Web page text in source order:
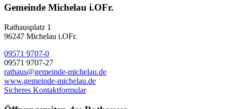
Gemeinde Michelau i.OFr.
Rathausplatz 1
96247 Michelau i.OFr.
09571 9707-0
09571 9707-27
rathaus@gemeinde-michelau.de
www.gemeinde-michelau.de
Sicheres Kontaktformular